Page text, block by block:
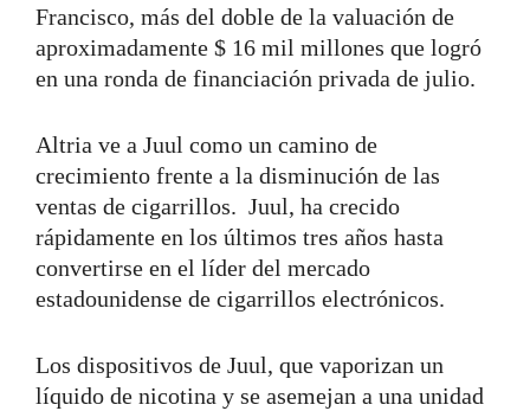
Francisco, más del doble de la valuación de
aproximadamente $ 16 mil millones que logró
en una ronda de financiación privada de julio.
Altria ve a Juul como un camino de
crecimiento frente a la disminución de las
ventas de cigarrillos. Juul, ha crecido
rápidamente en los últimos tres años hasta
convertirse en el líder del mercado
estadounidense de cigarrillos electrónicos.
Los dispositivos de Juul, que vaporizan un
líquido de nicotina y se asemejan a una unidad